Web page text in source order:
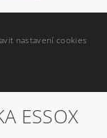
nastavení cookies
ESSOX